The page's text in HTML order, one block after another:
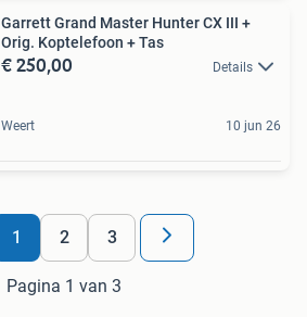
Garrett Grand Master Hunter CX III +
Orig. Koptelefoon + Tas
€ 250,00 Details
Weert 10 jun 26
1 2 3
Pagina 1 van 3